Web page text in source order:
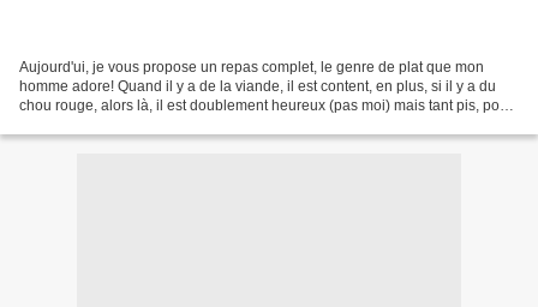
Aujourd'ui, je vous propose un repas complet, le genre de plat que mon
homme adore! Quand il y a de la viande, il est content, en plus, si il y a du
chou rouge, alors là, il est doublement heureux (pas moi) mais tant pis, pour